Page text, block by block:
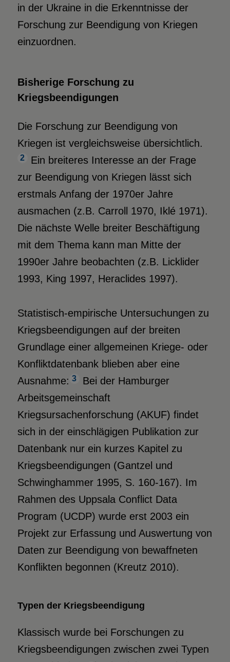
in der Ukraine in die Erkenntnisse der
Forschung zur Beendigung von Kriegen
einzuordnen.
Bisherige Forschung zu
Kriegsbeendigungen
Die Forschung zur Beendigung von
Kriegen ist vergleichsweise übersichtlich.
2
Ein breiteres Interesse an der Frage
zur Beendigung von Kriegen lässt sich
erstmals Anfang der 1970er Jahre
ausmachen (z.B. Carroll 1970, Iklé 1971).
Die nächste Welle breiter Beschäftigung
mit dem Thema kann man Mitte der
1990er Jahre beobachten (z.B. Licklider
1993, King 1997, Heraclides 1997).
Statistisch-empirische Untersuchungen zu
Kriegsbeendigungen auf der breiten
Grundlage einer allgemeinen Kriege- oder
Konfliktdatenbank blieben aber eine
Ausnahme: 3
Bei der Hamburger
Arbeitsgemeinschaft
Kriegsursachenforschung (AKUF) findet
sich in der einschlägigen Publikation zur
Datenbank nur ein kurzes Kapitel zu
Kriegsbeendigungen (Gantzel und
Schwinghammer 1995, S. 160-167). Im
Rahmen des Uppsala Conflict Data
Program (UCDP) wurde erst 2003 ein
Projekt zur Erfassung und Auswertung von
Daten zur Beendigung von bewaffneten
Konflikten begonnen (Kreutz 2010).
Typen der Kriegsbeendigung
Klassisch wurde bei Forschungen zu
Kriegsbeendigungen zwischen zwei Typen